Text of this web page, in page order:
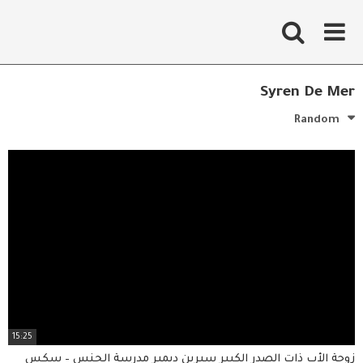
content
Syren De Mer
Random
15:25
زوجة الأب ذات الصدر الكبير سيرين ديمير مدرسة الجنس – سكس